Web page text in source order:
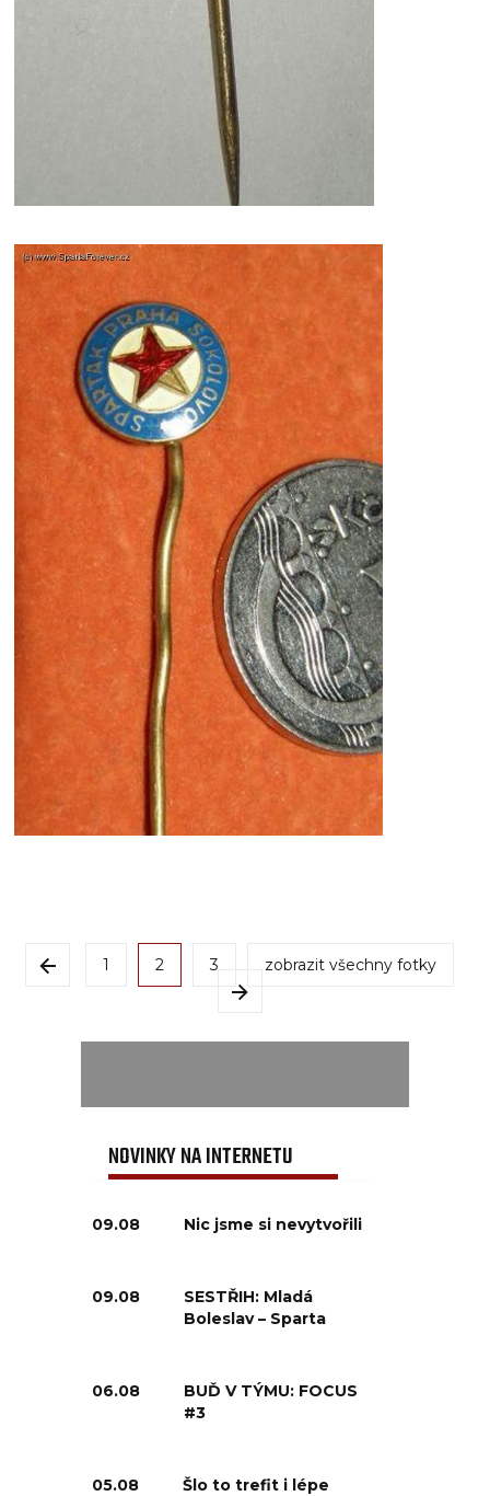
1 2 3 zobrazit všechny fotky
NOVINKY NA INTERNETU
09.08 Nic jsme si nevytvořili
09.08
SESTŘIH: Mladá
Boleslav – Sparta
06.08
BUĎ V TÝMU: FOCUS
#3
05.08 Šlo to trefit i lépe